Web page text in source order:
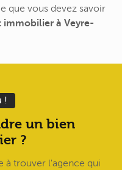
que vous devez savoir
immobilier à Veyre-
!
un bien
?
à trouver l'agence qui